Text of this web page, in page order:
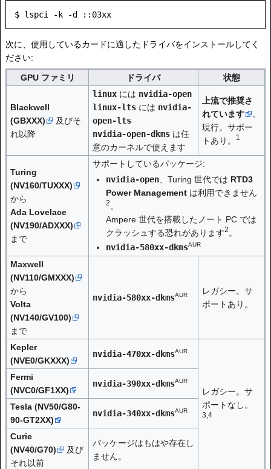
次に、使用しているカードに適したドライバをインストールしてく
ださい:
GPU ファミリ ドライバ 状態
Blackwell
(GBXXX)
及びそ
れ以降
linuxには nvidia-open
linux-ltsには nvidia-
open-lts
nvidia-open-dkmsは任
意のカーネルで使えます
上流で推奨さ
れています
。
現行。サポー
トあり。
1
Turing
(NV160/TUXXX)
から
Ada Lovelace
(NV190/ADXXX)
まで
サポートしているパッケージ:
nvidia-open、Turing 世代では RTD3
Power Managementは利用できません
2。
Ampere 世代を搭載したノート PC では
クラッシュする恐れがあります2。
nvidia-580xx-dkmsAUR
Maxwell
(NV110/GMXXX)
から
Volta
(NV140/GV100)
まで
nvidia-580xx-dkmsAUR
レガシー。サ
ポートあり。
Kepler
(NVE0/GKXXX)
nvidia-470xx-dkmsAUR
レガシー。サ
ポートなし。
3,4
Fermi
(NVC0/GF1XX)
nvidia-390xx-dkmsAUR
Tesla (NV50/G80-
90-GT2XX)
nvidia-340xx-dkmsAUR
Curie
(NV40/G70)
及び
それ以前
パッケージはもはや存在し
ません。